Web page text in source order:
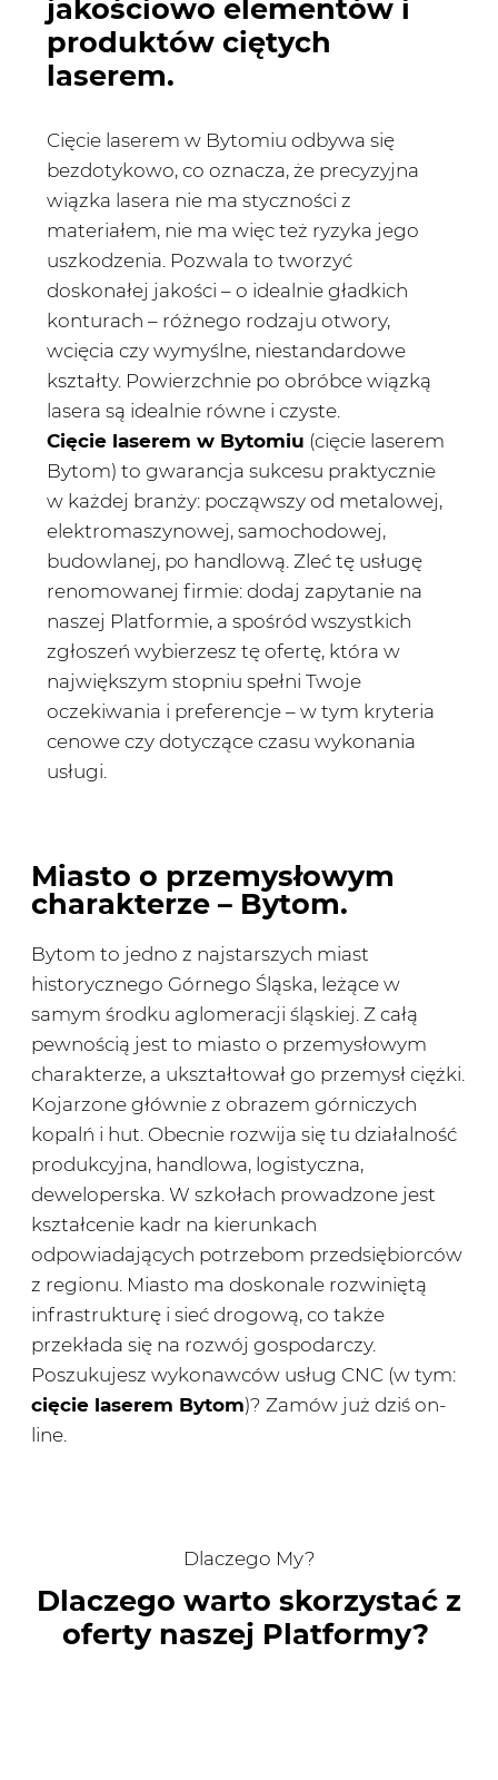
jakościowo elementów i
produktów ciętych
laserem.
Cięcie laserem w Bytomiu odbywa się
bezdotykowo, co oznacza, że precyzyjna
wiązka lasera nie ma styczności z
materiałem, nie ma więc też ryzyka jego
uszkodzenia. Pozwala to tworzyć
doskonałej jakości – o idealnie gładkich
konturach – różnego rodzaju otwory,
wcięcia czy wymyślne, niestandardowe
kształty. Powierzchnie po obróbce wiązką
lasera są idealnie równe i czyste.
Cięcie laserem w Bytomiu (cięcie laserem
Bytom) to gwarancja sukcesu praktycznie
w każdej branży: począwszy od metalowej,
elektromaszynowej, samochodowej,
budowlanej, po handlową. Zleć tę usługę
renomowanej firmie: dodaj zapytanie na
naszej Platformie, a spośród wszystkich
zgłoszeń wybierzesz tę ofertę, która w
największym stopniu spełni Twoje
oczekiwania i preferencje – w tym kryteria
cenowe czy dotyczące czasu wykonania
usługi.
Miasto o przemysłowym
charakterze – Bytom.
Bytom to jedno z najstarszych miast
historycznego Górnego Śląska, leżące w
samym środku aglomeracji śląskiej. Z całą
pewnością jest to miasto o przemysłowym
charakterze, a ukształtował go przemysł ciężki.
Kojarzone głównie z obrazem górniczych
kopalń i hut. Obecnie rozwija się tu działalność
produkcyjna, handlowa, logistyczna,
deweloperska. W szkołach prowadzone jest
kształcenie kadr na kierunkach
odpowiadających potrzebom przedsiębiorców
z regionu. Miasto ma doskonale rozwiniętą
infrastrukturę i sieć drogową, co także
przekłada się na rozwój gospodarczy.
Poszukujesz wykonawców usług CNC (w tym:
cięcie laserem Bytom)? Zamów już dziś on-
line.
Dlaczego My?
Dlaczego warto skorzystać z
oferty naszej Platformy?